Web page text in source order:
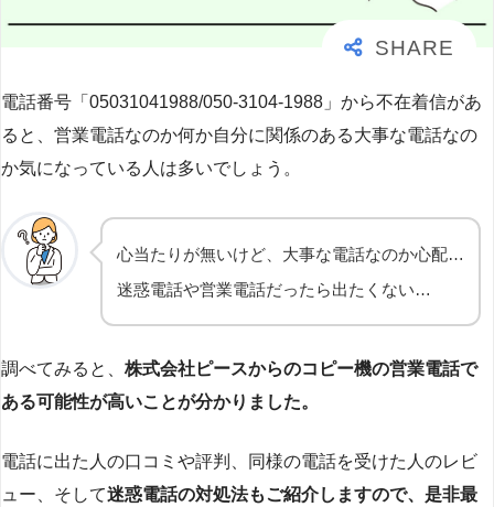
電話番号「05031041988/050-3104-1988」から不在着信があ
ると、営業電話なのか何か自分に関係のある大事な電話なの
か気になっている人は多いでしょう。
心当たりが無いけど、大事な電話なのか心配…
迷惑電話や営業電話だったら出たくない…
調べてみると、 株式会社ピースからのコピー機の営業電話で
ある可能性が高いことが分かりました。
電話に出た人の口コミや評判、同様の電話を受けた人のレビ
ュー、そして迷惑電話の対処法もご紹介しますので、是非最